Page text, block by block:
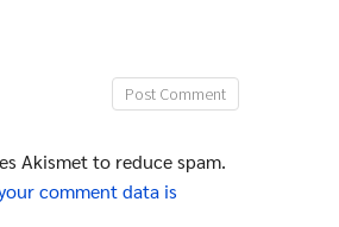
Akismet to reduce spam.
comment data is